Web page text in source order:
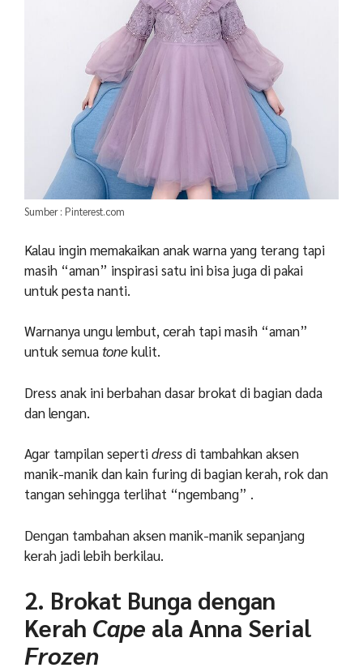
Sumber : Pinterest.com
Kalau ingin memakaikan anak warna yang terang tapi
masih “aman” inspirasi satu ini bisa juga di pakai
untuk pesta nanti.
Warnanya ungu lembut, cerah tapi masih “aman”
untuk semuatonekulit.
Dress anak ini berbahan dasar brokat di bagian dada
dan lengan.
Agar tampilan sepertidressdi tambahkan aksen
manik-manik dan kain furing di bagian kerah, rok dan
tangan sehingga terlihat “ngembang” .
Dengan tambahan aksen manik-manik sepanjang
kerah jadi lebih berkilau.
2. Brokat Bunga dengan
Kerah Cape ala Anna Serial
Frozen